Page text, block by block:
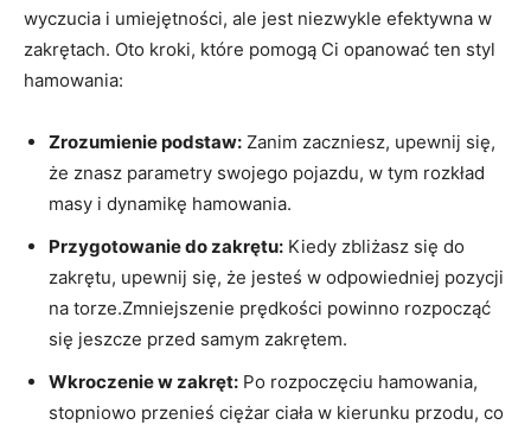
wyczucia i umiejętności, ale jest niezwykle efektywna w
zakrętach. Oto kroki, które pomogą Ci opanować ten styl
hamowania:
Zrozumienie podstaw: Zanim zaczniesz, upewnij się,
że znasz parametry swojego pojazdu, w tym rozkład
masy i dynamikę hamowania.
Przygotowanie do zakrętu: Kiedy zbliżasz się do
zakrętu, upewnij się, że jesteś w odpowiedniej pozycji
na torze.Zmniejszenie prędkości powinno rozpocząć
się jeszcze przed samym zakrętem.
Wkroczenie w zakręt: Po rozpoczęciu hamowania,
stopniowo przenieś ciężar ciała w kierunku przodu, co